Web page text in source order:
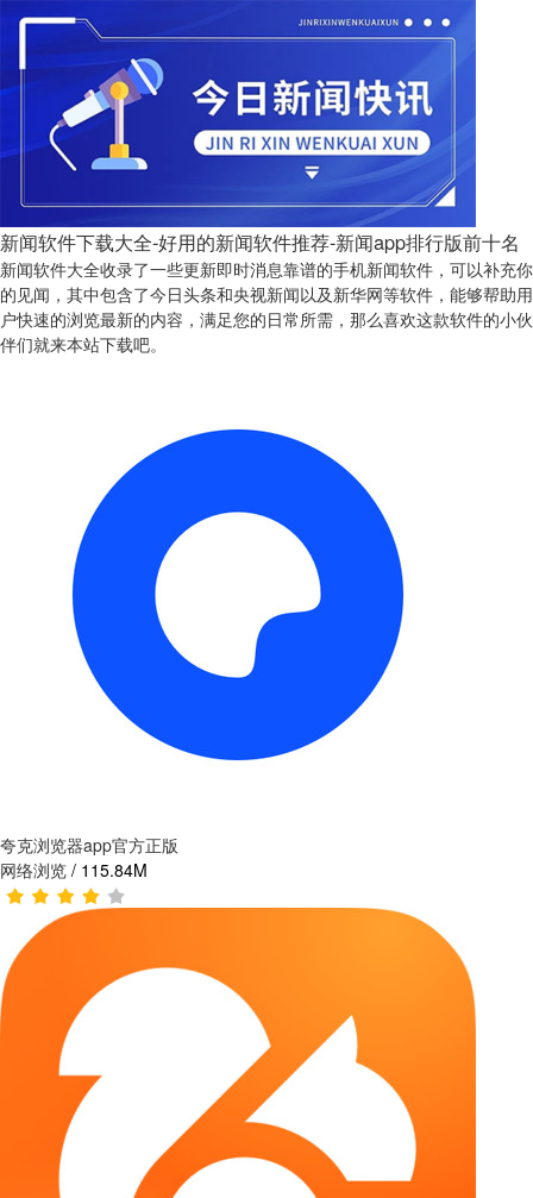
新闻软件下载大全-好用的新闻软件推荐-新闻app排行版前十名
新闻软件大全收录了一些更新即时消息靠谱的手机新闻软件，可以补充你
的见闻，其中包含了今日头条和央视新闻以及新华网等软件，能够帮助用
户快速的浏览最新的内容，满足您的日常所需，那么喜欢这款软件的小伙
伴们就来本站下载吧。
夸克浏览器app官方正版
网络浏览 / 115.84M